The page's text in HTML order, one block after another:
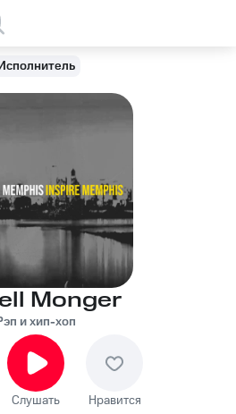
Monger
и хип-хоп
Слушать Нравится